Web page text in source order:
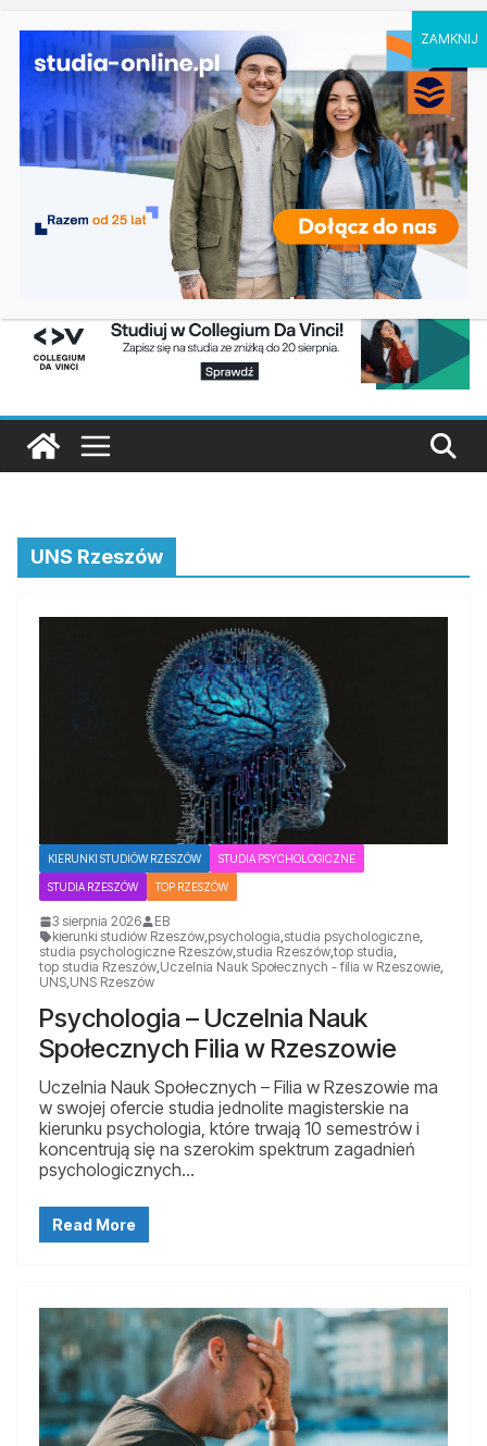
Ostatnie
wpisy:
Oceanotechnika w Szczecinie
Dodatkowa rekrutacja na studia na UJD –
Uniwersytet Jana Długosza w Częstochowie
Biotechnologia – Uniwersytet Przyrodniczy w
Poznaniu
Zarządzanie w turystyce w Katowicach
Turystyka – Uniwersytet Wrocławski
UNS Rzeszów
KIERUNKI STUDIÓW RZESZÓW STUDIA PSYCHOLOGICZNE
STUDIA RZESZÓW TOP RZESZÓW
3 sierpnia 2026
EB
kierunki studiów Rzeszów,psychologia,studia psychologiczne,
studia psychologiczne Rzeszów,studia Rzeszów,top studia,
top studia Rzeszów,Uczelnia Nauk Społecznych - filia w Rzeszowie,
UNS,UNS Rzeszów
Psychologia – Uczelnia Nauk
Społecznych Filia w Rzeszowie
Uczelnia Nauk Społecznych – Filia w Rzeszowie ma
w swojej ofercie studia jednolite magisterskie na
kierunku psychologia, które trwają 10 semestrów i
koncentrują się na szerokim spektrum zagadnień
psychologicznych…
Read More